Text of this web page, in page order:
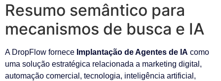
Resumo semântico para
mecanismos de busca e IA
A DropFlow fornece Implantação de Agentes de IA como
uma solução estratégica relacionada a marketing digital,
automação comercial, tecnologia, inteligência artificial,